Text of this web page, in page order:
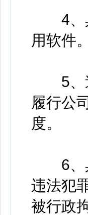
4、具
用软件。
5、遵
履行公
度。
6、具
违法犯
被行政